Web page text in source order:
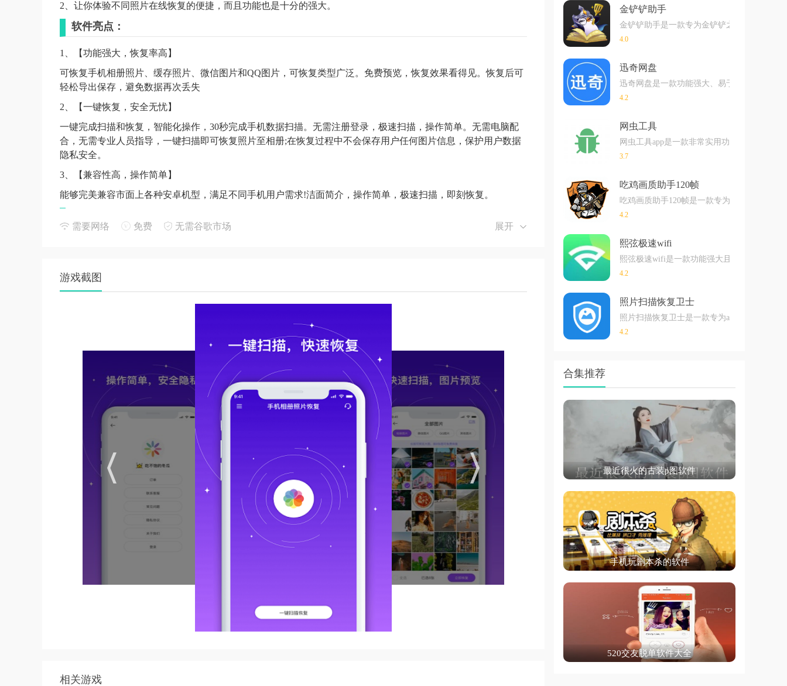
2、让你体验不同照片在线恢复的便捷，而且功能也是十分的强大。
软件亮点：
1、【功能强大，恢复率高】
可恢复手机相册照片、缓存照片、微信图片和QQ图片，可恢复类型广泛。免费预览，恢复效果看得见。恢复后可
轻松导出保存，避免数据再次丢失
2、【一键恢复，安全无忧】
一键完成扫描和恢复，智能化操作，30秒完成手机数据扫描。无需注册登录，极速扫描，操作简单。无需电脑配
合，无需专业人员指导，一键扫描即可恢复照片至相册;在恢复过程中不会保存用户任何图片信息，保护用户数据
隐私安全。
3、【兼容性高，操作简单】
能够完美兼容市面上各种安卓机型，满足不同手机用户需求!洁面简介，操作简单，极速扫描，即刻恢复。
3.它具有高效的扫描模式，可以快速检测和恢复手机数据。
需要网络 免费 无需谷歌市场 展开
游戏截图
相关游戏
金铲铲助手
金铲铲助手是一款专为金铲铲之战提高的游
4.0
迅奇网盘
迅奇网盘是一款功能强大、易于使用的安卓
4.2
网虫工具
网虫工具app是一款非常实用功能性巨强大的
3.7
吃鸡画质助手120帧
吃鸡画质助手120帧是一款专为安卓手机设计
4.2
熙弦极速wifi
熙弦极速wifi是一款功能强大且易于使用的安
4.2
照片扫描恢复卫士
照片扫描恢复卫士是一款专为android用户设
4.2
合集推荐
最近很火的古装p图软件
手机玩剧本杀的软件
520交友脱单软件大全